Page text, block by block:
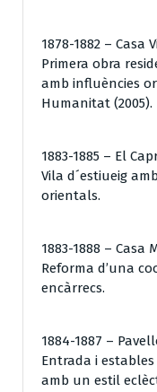
1878-1882 – Casa
Primera obra
amb influències
Humanitat (2005).
1883-1885 – El
Vila d´estiueig
orientals.
1883-1888 –
Reforma d’una
encàrrecs.
1884-1887 –
Entrada i
amb un estil